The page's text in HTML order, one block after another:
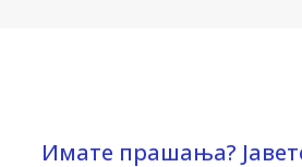
Имате прашања?